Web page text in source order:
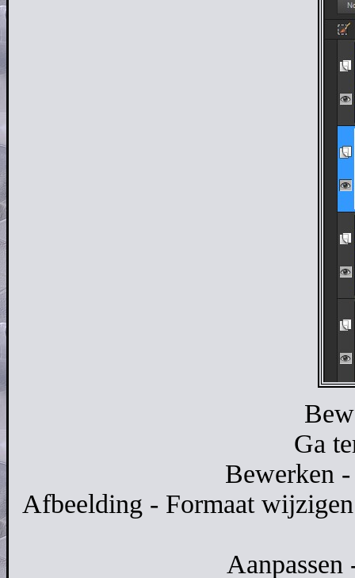
Ga
Bewerken
Afbeelding - Formaat
Aanpassen